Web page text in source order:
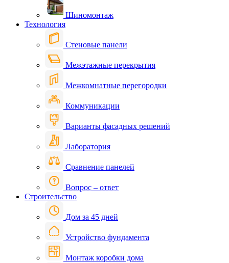
Шиномонтаж
Технология
Стеновые панели
Межэтажные перекрытия
Межкомнатные перегородки
Коммуникации
Варианты фасадных решений
Лаборатория
Сравнение панелей
Вопрос – ответ
Строительство
Дом за 45 дней
Устройство фундамента
Монтаж коробки дома